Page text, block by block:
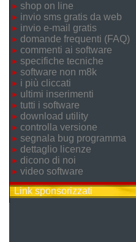
shop on line
invio sms gratis da web
invio e-mail gratis
domande frequenti (FAQ)
commenti ai software
specifiche tecniche
software non m8k
i più cliccati
ultimi inserimenti
tutti i software
download utility
controlla versione
segnala bug programma
dettaglio licenze
dicono di noi
video software
Link sponsorizzati